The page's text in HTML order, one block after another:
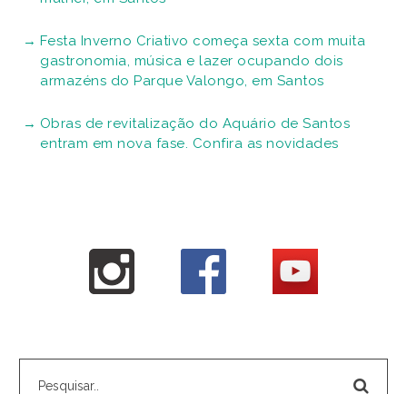
Festa Inverno Criativo começa sexta com muita
gastronomia, música e lazer ocupando dois
armazéns do Parque Valongo, em Santos
Obras de revitalização do Aquário de Santos
entram em nova fase. Confira as novidades